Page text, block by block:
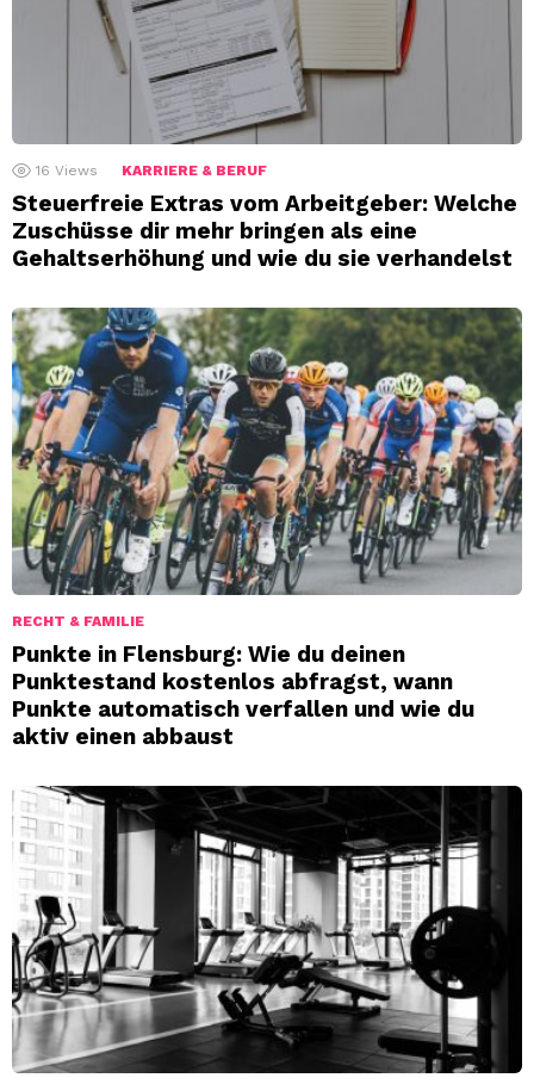
16 Views KARRIERE & BERUF
Steuerfreie Extras vom Arbeitgeber: Welche
Zuschüsse dir mehr bringen als eine
Gehaltserhöhung und wie du sie verhandelst
RECHT & FAMILIE
Punkte in Flensburg: Wie du deinen
Punktestand kostenlos abfragst, wann
Punkte automatisch verfallen und wie du
aktiv einen abbaust